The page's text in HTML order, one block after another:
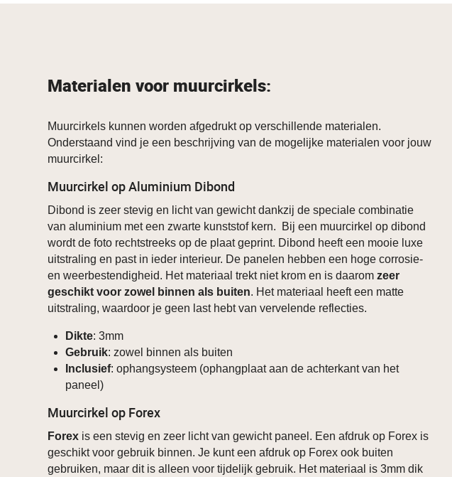
Materialen voor muurcirkels:
Muurcirkels kunnen worden afgedrukt op verschillende materialen.
Onderstaand vind je een beschrijving van de mogelijke materialen voor jouw
muurcirkel:
Muurcirkel op Aluminium Dibond
Dibond is zeer stevig en licht van gewicht dankzij de speciale combinatie
van aluminium met een zwarte kunststof kern. Bij een muurcirkel op dibond
wordt de foto rechtstreeks op de plaat geprint. Dibond heeft een mooie luxe
uitstraling en past in ieder interieur. De panelen hebben een hoge corrosie-
en weerbestendigheid. Het materiaal trekt niet krom en is daarom zeer
geschikt voor zowel binnen als buiten. Het materiaal heeft een matte
uitstraling, waardoor je geen last hebt van vervelende reflecties.
Dikte: 3mm
Gebruik: zowel binnen als buiten
Inclusief: ophangsysteem (ophangplaat aan de achterkant van het
paneel)
Muurcirkel op Forex
Forex is een stevig en zeer licht van gewicht paneel. Een afdruk op Forex is
geschikt voor gebruik binnen. Je kunt een afdruk op Forex ook buiten
gebruiken, maar dit is alleen voor tijdelijk gebruik. Het materiaal is 3mm dik